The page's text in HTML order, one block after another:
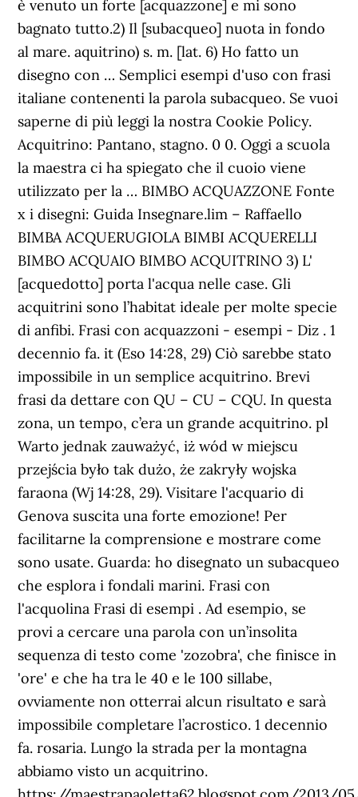
è venuto un forte [acquazzone] e mi sono
bagnato tutto.2) Il [subacqueo] nuota in fondo
al mare. aquitrino) s. m. [lat. 6) Ho fatto un
disegno con … Semplici esempi d'uso con frasi
italiane contenenti la parola subacqueo. Se vuoi
saperne di più leggi la nostra Cookie Policy.
Acquitrino: Pantano, stagno. 0 0. Oggi a scuola
la maestra ci ha spiegato che il cuoio viene
utilizzato per la … BIMBO ACQUAZZONE Fonte
x i disegni: Guida Insegnare.lim – Raffaello
BIMBA ACQUERUGIOLA BIMBI ACQUERELLI
BIMBO ACQUAIO BIMBO ACQUITRINO 3) L'
[acquedotto] porta l'acqua nelle case. Gli
acquitrini sono l’habitat ideale per molte specie
di anfibi. Frasi con acquazzoni - esempi - Diz . 1
decennio fa. it (Eso 14:28, 29) Ciò sarebbe stato
impossibile in un semplice acquitrino. Brevi
frasi da dettare con QU – CU – CQU. In questa
zona, un tempo, c’era un grande acquitrino. pl
Warto jednak zauważyć, iż wód w miejscu
przejścia było tak dużo, że zakryły wojska
faraona (Wj 14:28, 29). Visitare l'acquario di
Genova suscita una forte emozione! Per
facilitarne la comprensione e mostrare come
sono usate. Guarda: ho disegnato un subacqueo
che esplora i fondali marini. Frasi con
l'acquolina Frasi di esempi . Ad esempio, se
provi a cercare una parola con un’insolita
sequenza di testo come 'zozobra', che finisce in
'ore' e che ha tra le 40 e le 100 sillabe,
ovviamente non otterrai alcun risultato e sarà
impossibile completare l’acrostico. 1 decennio
fa. rosaria. Lungo la strada per la montagna
abbiamo visto un acquitrino.